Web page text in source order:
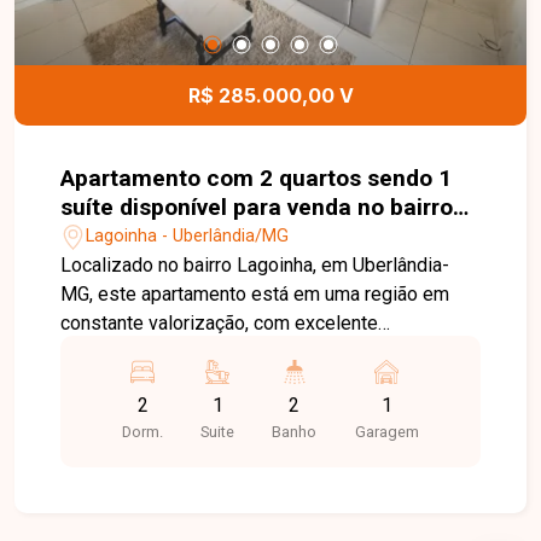
R$ 285.000,00 V
Apartamento com 2 quartos sendo 1
suíte disponível para venda no bairro
Lagoinha em Uberlândia-MG
Lagoinha - Uberlândia/MG
Localizado no bairro Lagoinha, em Uberlândia-
MG, este apartamento está em uma região em
constante valorização, com excelente
da cidade e proximidade com supermercados,
escolas, farmácias e diversos comércios,
proporcionando praticidade, conforto e qualidade
2
Dorm.
1
Suite
2
Banho
1
Garagem